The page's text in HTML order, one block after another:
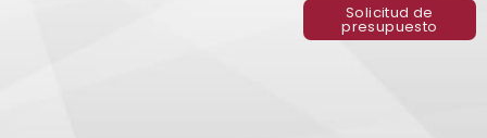
Solicitud de
presupuesto